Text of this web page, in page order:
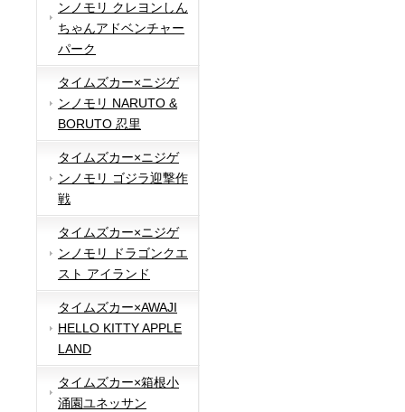
ンノモリ クレヨンしん
ちゃんアドベンチャー
パーク
タイムズカー×ニジゲ
ンノモリ NARUTO &
BORUTO 忍里
タイムズカー×ニジゲ
ンノモリ ゴジラ迎撃作
戦
タイムズカー×ニジゲ
ンノモリ ドラゴンクエ
スト アイランド
タイムズカー×AWAJI
HELLO KITTY APPLE
LAND
タイムズカー×箱根小
涌園ユネッサン